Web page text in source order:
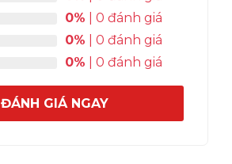
0% | 0 đánh giá
0% | 0 đánh giá
0% | 0 đánh giá
ĐÁNH GIÁ NGAY